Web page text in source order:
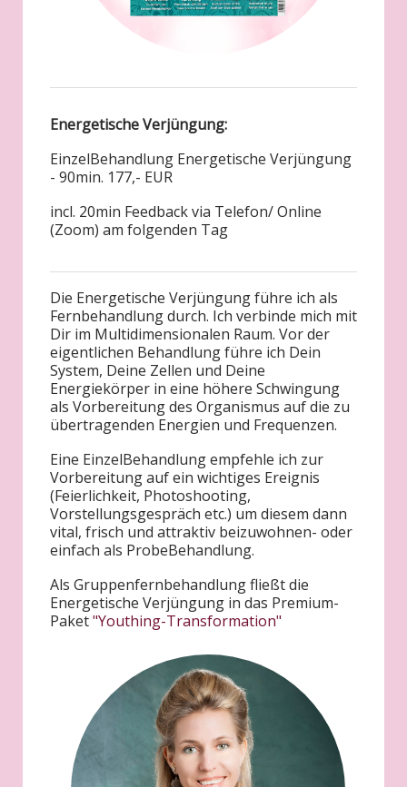
Energetische Verjüngung:
EinzelBehandlung Energetische Verjüngung
- 90min. 177,- EUR
incl. 20min Feedback via Telefon/ Online
(Zoom) am folgenden Tag
Die Energetische Verjüngung führe ich als
Fernbehandlung durch. Ich verbinde mich mit
Dir im Multidimensionalen Raum. Vor der
eigentlichen Behandlung führe ich Dein
System, Deine Zellen und Deine
Energiekörper in eine höhere Schwingung
als Vorbereitung des Organismus auf die zu
übertragenden Energien und Frequenzen.
Eine EinzelBehandlung empfehle ich zur
Vorbereitung auf ein wichtiges Ereignis
(Feierlichkeit, Photoshooting,
Vorstellungsgespräch etc.) um diesem dann
vital, frisch und attraktiv beizuwohnen- oder
einfach als ProbeBehandlung.
Als Gruppenfernbehandlung fließt die
Energetische Verjüngung in das Premium-
Paket"Youthing-Transformation"